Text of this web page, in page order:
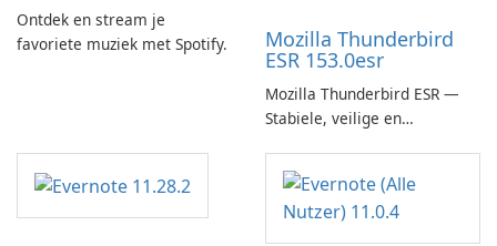
Ontdek en stream je
favoriete muziek met Spotify.
Mozilla Thunderbird
ESR 153.0esr
Mozilla Thunderbird ESR —
Stabiele, veilige en